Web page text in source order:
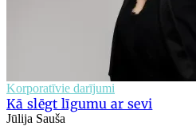
Korporatīvie darījumi
Kā slēgt līgumu ar sevi
Jūlija Sauša